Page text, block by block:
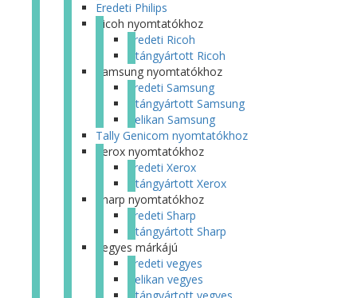
Eredeti Philips
Ricoh nyomtatókhoz
Eredeti Ricoh
Utángyártott Ricoh
Samsung nyomtatókhoz
Eredeti Samsung
Utángyártott Samsung
Pelikan Samsung
Tally Genicom nyomtatókhoz
Xerox nyomtatókhoz
Eredeti Xerox
Utángyártott Xerox
Sharp nyomtatókhoz
Eredeti Sharp
Utángyártott Sharp
Vegyes márkájú
Eredeti vegyes
Pelikan vegyes